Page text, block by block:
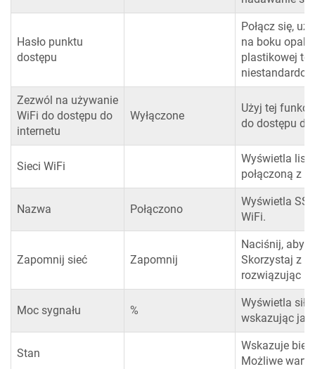
Hasło punktu
dostępu
Połącz się,
na boku
plastikowej
Zezwól na używanie
WiFi do dostępu do
internetu
Wyłączone
Użyj tej
do dostępu
Sieci WiFi
Wyświetla
połączoną z
Nazwa Połączono
Wyświetla
WiFi.
Zapomnij sieć Zapomnij
Naciśnij, aby
Skorzystaj z
rozwiązując
Moc sygnału %
Wyświetla
wskazując
Stan
Wskazuje
Możliwe